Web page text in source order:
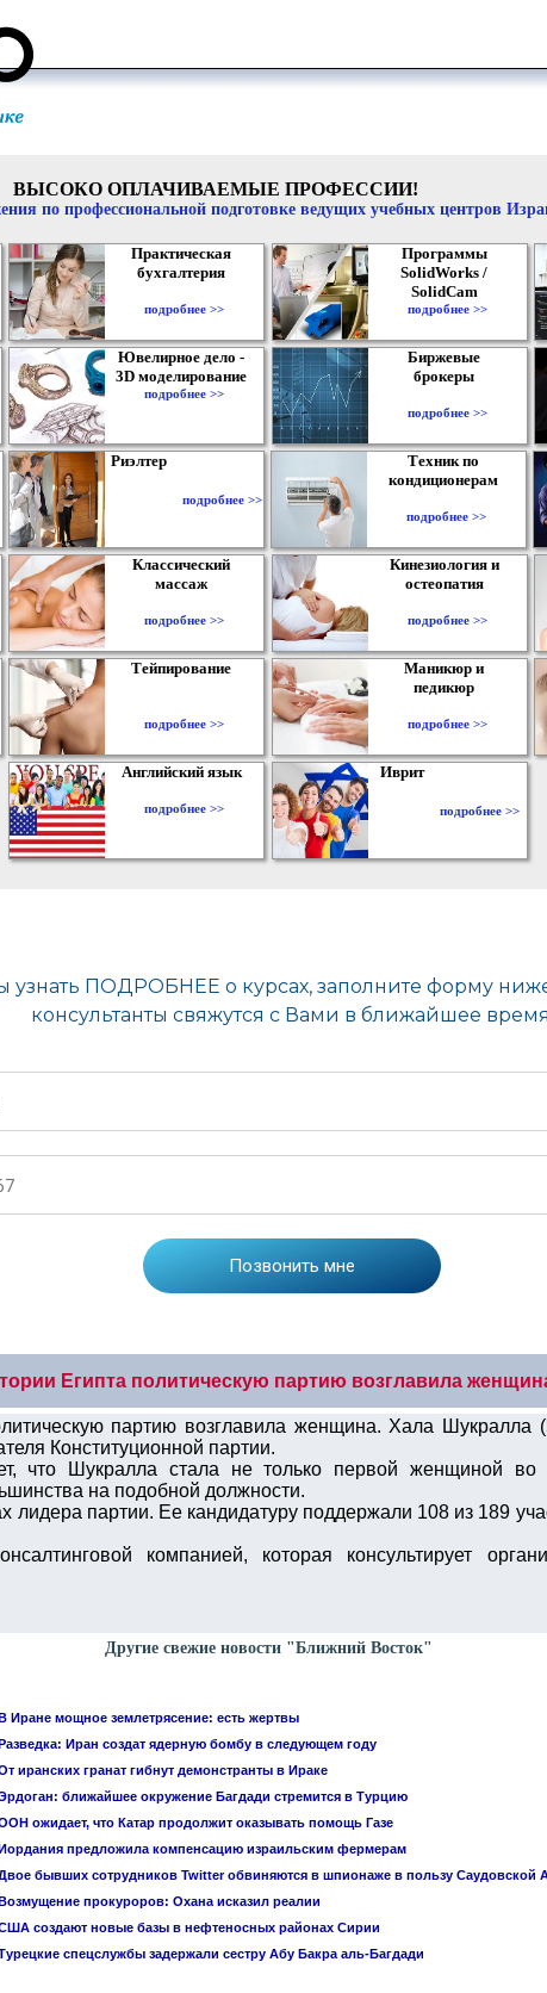
ВЫСОКО ОПЛАЧИВАЕМЫЕ ПРОФЕССИИ!
по профессиональной подготовке ведущих учебных центров
Практическая
бухгалтерия
подробнее >>
Программы
SolidWorks /
SolidCam
подробнее >>
Ювелирное дело -
3D моделирование
подробнее >>
Биржевые
брокеры
подробнее >>
Риэлтер
подробнее >>
Техник по
кондиционерам
подробнее >>
Классический
массаж
подробнее >>
Кинезиология и
остеопатия
подробнее >>
Тейпирование
подробнее >>
Маникюр и
педикюр
подробнее >>
Английский язык
подробнее >>
Иврит
подробнее >>
Египта политическую партию возглавила
партию возглавила женщина. Хала
Конституционной партии.
что Шукралла стала не только первой женщиной
на подобной должности.
лидера партии. Ее кандидатуру поддержали 108 из 189
компанией, которая консультирует
Другие свежие новости "Ближний Восток"
Иране мощное землетрясение: есть жертвы
Иран создат ядерную бомбу в следующем году
иранских гранат гибнут демонстранты в Ираке
ближайшее окружение Багдади стремится в Турцию
ожидает, что Катар продолжит оказывать помощь Газе
предложила компенсацию израильским фермерам
бывших сотрудников Twitter обвиняются в шпионаже в пользу Саудовской
прокуроров: Охана исказил реалии
создают новые базы в нефтеносных районах Сирии
спецслужбы задержали сестру Абу Бакра аль-Багдади